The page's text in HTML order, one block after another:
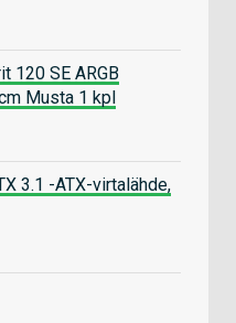
120 SE ARGB
Musta 1 kpl
3.1 -ATX-virtalähde,